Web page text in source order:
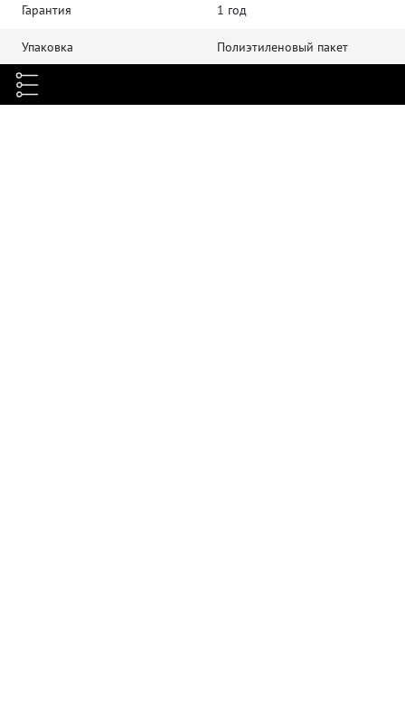
Гарантия 1 год
Упаковка Полиэтиленовый пакет
Тип оптического волокна